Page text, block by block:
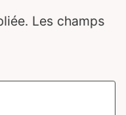
Les champs